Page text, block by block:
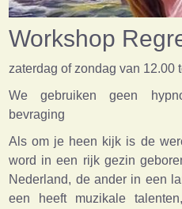
Workshop
zaterdag of zondag van 12.00
We gebruiken geen
bevraging
Als om je heen kijk is de
word in een rijk gezin
Nederland, de ander in een
een heeft muzikale